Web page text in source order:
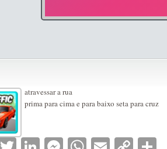
atravessar a rua
prima para cima e para baixo seta para cruz